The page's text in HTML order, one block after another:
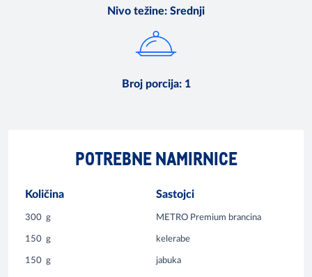
Nivo težine: Srednji
Broj porcija: 1
POTREBNE NAMIRNICE
Količina Sastojci
300 g METRO Premium brancina
150 g kelerabe
150 g jabuka